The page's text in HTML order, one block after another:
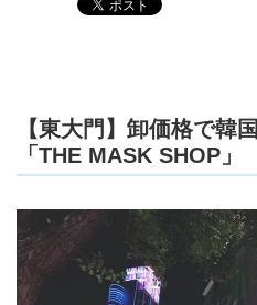
【東大門】卸価格で韓
「THE MASK SHOP」